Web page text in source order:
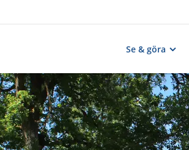
Se & göra